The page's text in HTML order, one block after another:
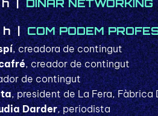
h |DINAR NETWORKING
h |COM PODEM
, creadora de contingut
, creador de contingut
de contingut
, president de La Fera,
Darder, periodista